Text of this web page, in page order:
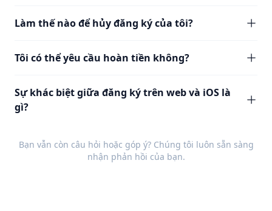
Làm thế nào để hủy đăng ký của tôi?
Tôi có thể yêu cầu hoàn tiền không?
Sự khác biệt giữa đăng ký trên web và iOS là
gì?
Bạn vẫn còn câu hỏi hoặc góp ý? Chúng tôi luôn sẵn sàng
nhận phản hồi của bạn.